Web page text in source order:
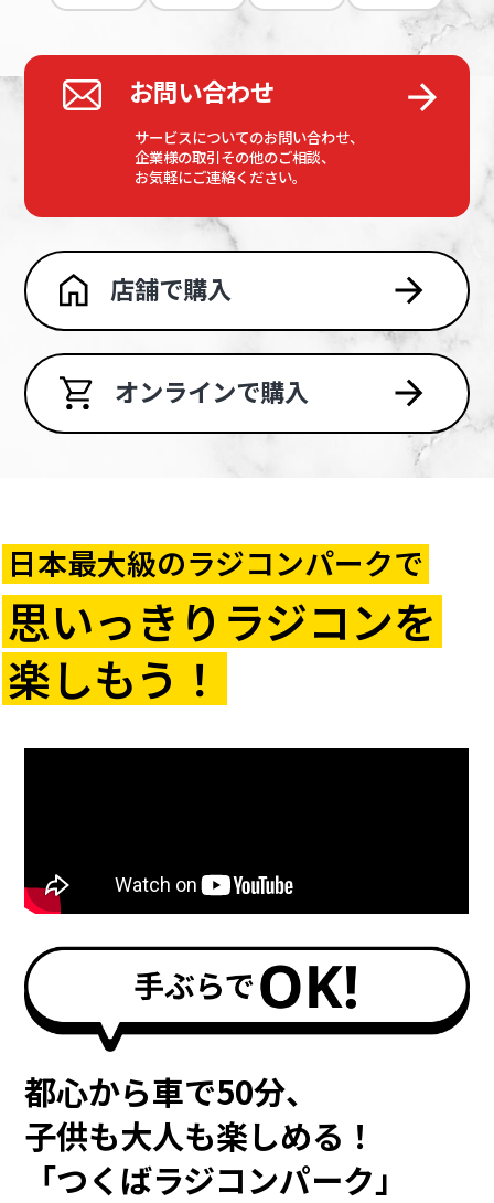
お問い合わせ
サービスについてのお問い合わせ、
企業様の取引その他のご相談、
お気軽にご連絡ください。
店舗で購入
オンラインで購入
日本最大級のラジコンパークで
思いっきりラジコンを
楽しもう！
都心から車で50分、
子供も大人も楽しめる！
「つくばラジコンパーク」